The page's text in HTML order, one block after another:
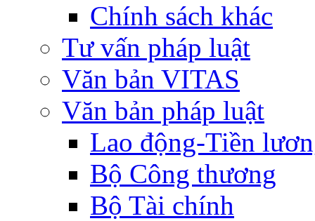
Chính sách khác
Tư vấn pháp luật
Văn bản VITAS
Văn bản pháp luật
Lao động-Tiền
Bộ Công thương
Bộ Tài chính